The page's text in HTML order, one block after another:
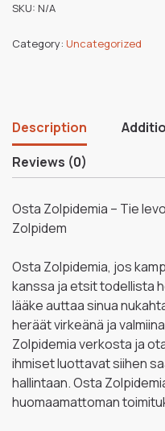
SKU: N/A
Category: Uncategorized
Description
Reviews (0)
Osta Zolpidemia – Tie
Zolpidem
Osta Zolpidemia, jos
kanssa ja etsit todellista
lääke auttaa sinua
heräät virkeänä ja
Zolpidemia verkosta ja
ihmiset luottavat siihen
hallintaan. Osta
huomaamattoman